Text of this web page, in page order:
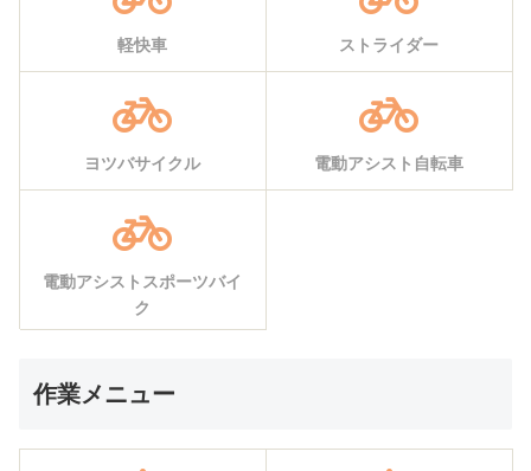
軽快車 ストライダー
ヨツバサイクル 電動アシスト自転車
電動アシストスポーツバイ
ク
作業メニュー